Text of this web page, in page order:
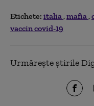
Etichete: italia mafia
vaccin covid-19
Urmărește știrile